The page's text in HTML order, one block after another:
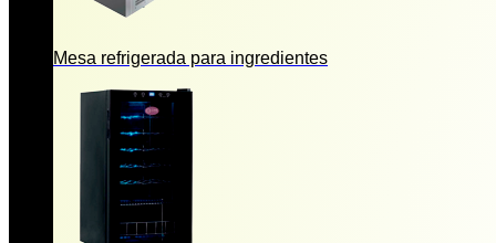
Mesa refrigerada para ingredientes